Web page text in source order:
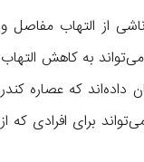
از التهاب مفاصل و
در کندر، می‌تواند به کاهش التهاب
که عصاره کندر
برای افرادی که از